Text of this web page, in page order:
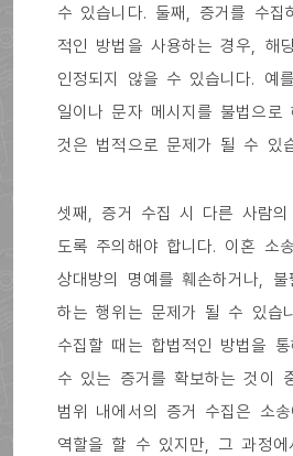
수 있습니다. 둘째, 증거를 수집
적인 방법을 사용하는 경우, 해
인정되지 않을 수 있습니다. 예
일이나 문자 메시지를 불법으로
것은 법적으로 문제가 될 수 있
셋째, 증거 수집 시 다른 사람
도록 주의해야 합니다. 이혼 소
상대방의 명예를 훼손하거나, 불
하는 행위는 문제가 될 수 있습
수집할 때는 합법적인 방법을
수 있는 증거를 확보하는 것이
범위 내에서의 증거 수집은 소
역할을 할 수 있지만, 그 과정에